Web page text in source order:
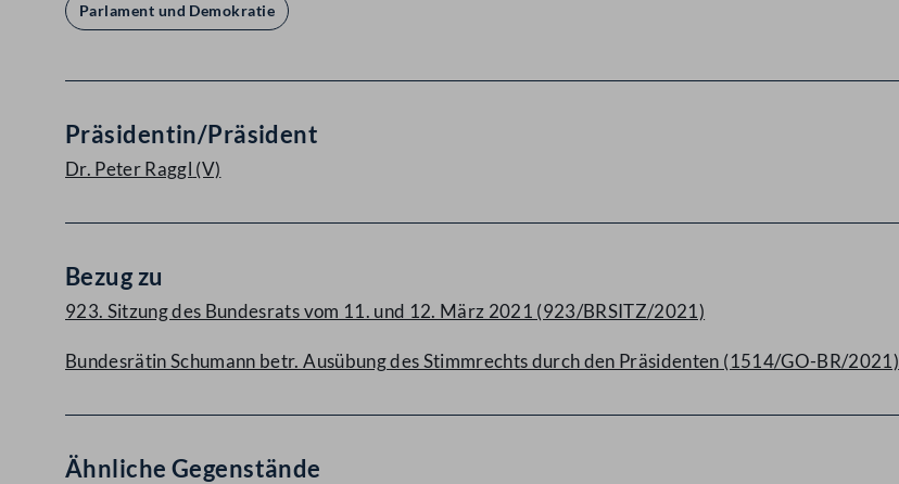
Parlament und Demokratie
Präsidentin/Präsident
Dr. Peter Raggl (V)
Bezug zu
923. Sitzung des Bundesrats vom 11. und 12. März 2021 (923/BRSITZ/2021)
Bundesrätin Schumann betr. Ausübung des Stimmrechts durch den Präsidenten (1514/GO-BR/2021)
Ähnliche Gegenstände